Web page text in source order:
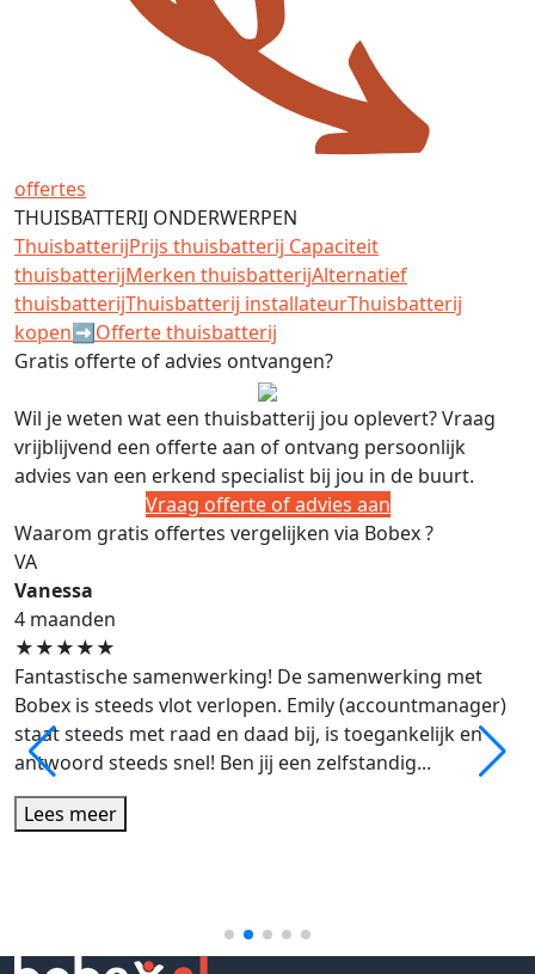
offertes
THUISBATTERIJ ONDERWERPEN
ThuisbatterijPrijs thuisbatterij Capaciteit
thuisbatterijMerken thuisbatterijAlternatief
thuisbatterijThuisbatterij installateurThuisbatterij
kopen➡️Offerte thuisbatterij
Gratis offerte of advies ontvangen?
Wil je weten wat een thuisbatterij jou oplevert? Vraag
vrijblijvend een offerte aan of ontvang persoonlijk
advies van een erkend specialist bij jou in de buurt.
Vraag offerte of advies aan
Waarom gratis offertes vergelijken via Bobex ?
VA
Vanessa
4 maanden
★★★★★
Fantastische samenwerking! De samenwerking met
Bobex is steeds vlot verlopen. Emily (accountmanager)
staat steeds met raad en daad bij, is toegankelijk en
antwoord steeds snel! Ben jij een zelfstandig...
Lees meer